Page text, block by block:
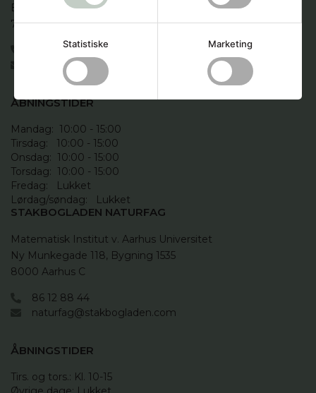
Statistiske Marketing
Birk Centerpark 5 - Bygn. B (VIA)
7400 Herning
97 21 66 12
stakbogladen_birk@stakbogladen.com
ÅBNINGSTIDER
Mandag:  10:00 - 15:00
Tirsdag:   10:00 - 15:00
Onsdag:  10:00 - 15:00
Torsdag:  10:00 - 15:00
Fredag:   Lukket
Lørdag/søndag:   Lukket
STAKBOGLADEN NATURFAG
Matematisk Institut v. Aarhus Universitet
Ny Munkegade 118, Bygning 1535
8000 Aarhus C
86 12 88 44
naturfag@stakbogladen.com
ÅBNINGSTIDER
Tirs. og tors.: Kl. 10-15